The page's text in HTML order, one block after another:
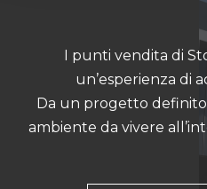
I punti vendita di
un’esperienza di
Da un progetto
ambiente da vivere